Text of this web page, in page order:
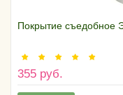
Покрытие съедобное
355 руб.